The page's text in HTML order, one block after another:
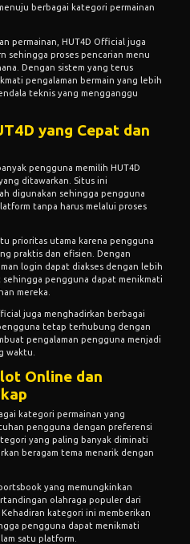
berbagai kategori permainan
permainan, HUT4D Official juga
sehingga proses pencarian menu
Dengan sistem yang terus
pengalaman bermain yang lebih
teknis yang mengganggu
yang Cepat dan
pengguna memilih HUT4D
ditawarkan. Situs ini
digunakan sehingga pengguna
tanpa harus melalui proses
prioritas utama karena pengguna
praktis dan efisien. Dengan
login dapat diakses dengan lebih
pengguna dapat menikmati
mereka.
juga menghadirkan berbagai
tetap terhubung dengan
pengalaman pengguna menjadi
waktu.
Online dan
kategori permainan yang
pengguna dengan preferensi
yang paling banyak diminati
beragam tema menarik dengan
yang memungkinkan
olahraga populer dari
kategori ini memberikan
pengguna dapat menikmati
satu platform.